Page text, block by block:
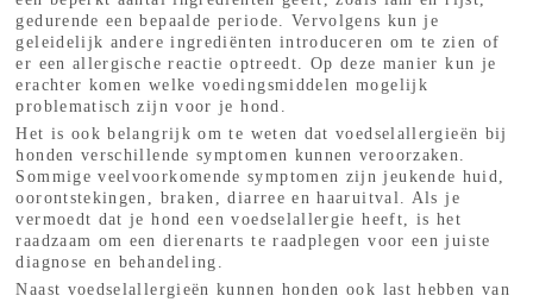
gedurende een bepaalde periode. Vervolgens kun je
geleidelijk andere ingrediënten introduceren om te zien of
er een allergische reactie optreedt. Op deze manier kun je
erachter komen welke voedingsmiddelen mogelijk
problematisch zijn voor je hond.
Het is ook belangrijk om te weten dat voedselallergieën bij
honden verschillende symptomen kunnen veroorzaken.
Sommige veelvoorkomende symptomen zijn jeukende huid,
oorontstekingen, braken, diarree en haaruitval. Als je
vermoedt dat je hond een voedselallergie heeft, is het
raadzaam om een dierenarts te raadplegen voor een juiste
diagnose en behandeling.
Naast voedselallergieën kunnen honden ook last hebben van